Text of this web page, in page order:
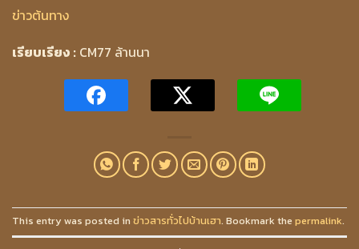
ข่าวต้นทาง
เรียบเรียง : CM77 ล้านนา
This entry was posted in ข่าวสารทั่วไปบ้านเฮา. Bookmark the permalink.